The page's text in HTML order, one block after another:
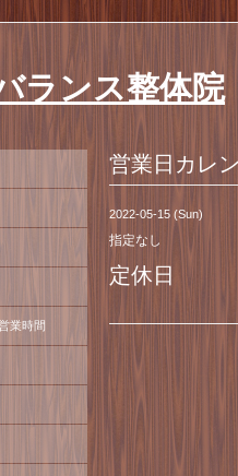
ランス整体院
営業日カレ
2022-05-15 (Sun)
指定なし
定休日
業時間